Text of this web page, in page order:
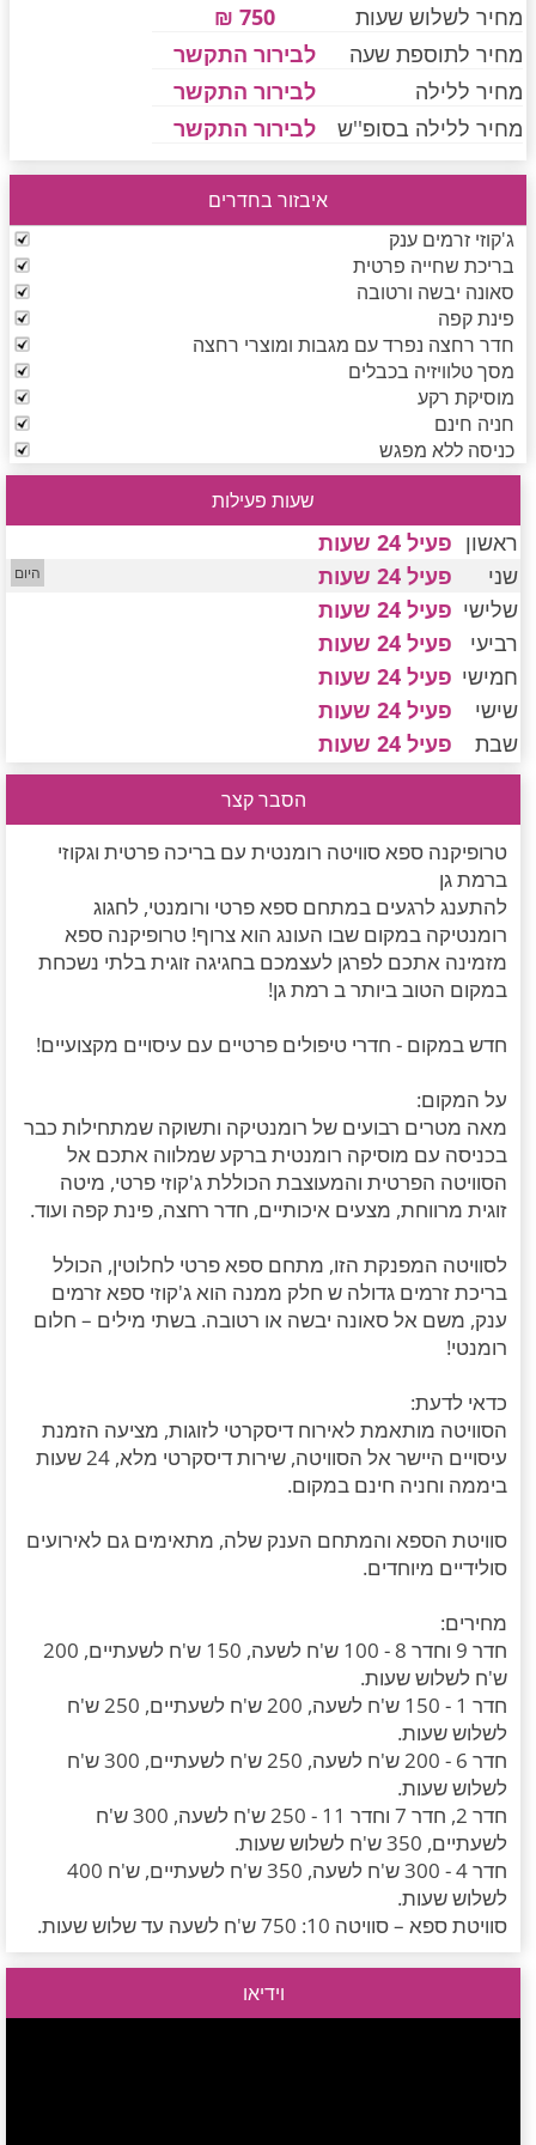
חדרים לפי שעה בחיפה קריות
חדרים לפי שעה בכנרת גליל תחתון עמקים
חדרים לפי שעה ברמת הגולן
חדרים לפי שעה בהערבה
חדרים לפי שעה בעמק יזרעאל
חדרים לפי שעה במישור החוף הדרומי
מחיר לשלוש שעות
750 ₪
מחיר לתוספת שעה
לבירור התקשר
מחיר ללילה
לבירור התקשר
מחיר ללילה בסופ''ש
לבירור התקשר
איבזור בחדרים
ג'קוזי זרמים ענק
בריכת שחייה פרטית
סאונה יבשה ורטובה
פינת קפה
חדר רחצה נפרד עם מגבות ומוצרי רחצה
מסך טלוויזיה בכבלים
מוסיקת רקע
חניה חינם
כניסה ללא מפגש
שעות פעילות
ראשון פעיל 24 שעות
שני
פעיל 24 שעות
שלישי פעיל 24 שעות
רביעי
פעיל 24 שעות
חמישי פעיל 24 שעות
שישי
פעיל 24 שעות
שבת
פעיל 24 שעות
הסבר קצר
טרופיקנה ספא סוויטה רומנטית עם בריכה פרטית וגקוזי
ברמת גן
להתענג לרגעים במתחם ספא פרטי ורומנטי, לחגוג
רומנטיקה במקום שבו העונג הוא צרוף! טרופיקנה ספא
מזמינה אתכם לפרגן לעצמכם בחגיגה זוגית בלתי נשכחת
במקום הטוב ביותר ב רמת גן!
חדש במקום - חדרי טיפולים פרטיים עם עיסויים מקצועיים!
על המקום:
מאה מטרים רבועים של רומנטיקה ותשוקה שמתחילות כבר
בכניסה עם מוסיקה רומנטית ברקע שמלווה אתכם אל
הסוויטה הפרטית והמעוצבת הכוללת ג'קוזי פרטי, מיטה
זוגית מרווחת, מצעים איכותיים, חדר רחצה, פינת קפה ועוד.
לסוויטה המפנקת הזו, מתחם ספא פרטי לחלוטין, הכולל
בריכת זרמים גדולה ש חלק ממנה הוא ג'קוזי ספא זרמים
ענק, משם אל סאונה יבשה או רטובה. בשתי מילים – חלום
רומנטי!
כדאי לדעת:
הסוויטה מותאמת לאירוח דיסקרטי לזוגות, מציעה הזמנת
עיסויים היישר אל הסוויטה, שירות דיסקרטי מלא, 24 שעות
ביממה וחניה חינם במקום.
סוויטת הספא והמתחם הענק שלה, מתאימים גם לאירועים
סולידיים מיוחדים.
מחירים:
חדר 9 וחדר 8 - 100 ש'ח לשעה, 150 ש'ח לשעתיים, 200
ש'ח לשלוש שעות.
חדר 1 - 150 ש'ח לשעה, 200 ש'ח לשעתיים, 250 ש'ח
לשלוש שעות.
חדר 6 - 200 ש'ח לשעה, 250 ש'ח לשעתיים, 300 ש'ח
לשלוש שעות.
חדר 2, חדר 7 וחדר 11 - 250 ש'ח לשעה, 300 ש'ח
לשעתיים, 350 ש'ח לשלוש שעות.
חדר 4 - 300 ש'ח לשעה, 350 ש'ח לשעתיים, ש'ח 400
לשלוש שעות.
סוויטת ספא – סוויטה 10: 750 ש'ח לשעה עד שלוש שעות.
וידיאו